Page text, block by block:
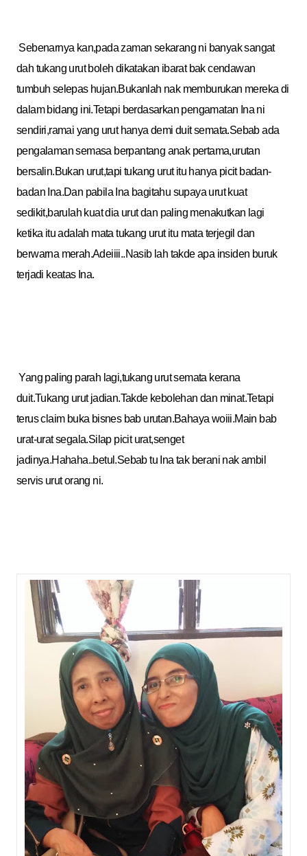
Sebenarnya kan,pada zaman sekarang ni banyak sangat
dah tukang urut boleh dikatakan ibarat bak cendawan
tumbuh selepas hujan.Bukanlah nak memburukan mereka di
dalam bidang ini.Tetapi berdasarkan pengamatan Ina ni
sendiri,ramai yang urut hanya demi duit semata.Sebab ada
pengalaman semasa berpantang anak pertama,urutan
bersalin.Bukan urut,tapi tukang urut itu hanya picit badan-
badan Ina.Dan pabila Ina bagitahu supaya urut kuat
sedikit,barulah kuat dia urut dan paling menakutkan lagi
ketika itu adalah mata tukang urut itu mata terjegil dan
berwarna merah.Adeiiii..Nasib lah takde apa insiden buruk
terjadi keatas Ina.
Yang paling parah lagi,tukang urut semata kerana
duit.Tukang urut jadian.Takde kebolehan dan minat.Tetapi
terus claim buka bisnes bab urutan.Bahaya woiii.Main bab
urat-urat segala.Silap picit urat,senget
jadinya.Hahaha..betul.Sebab tu Ina tak berani nak ambil
servis urut orang ni.